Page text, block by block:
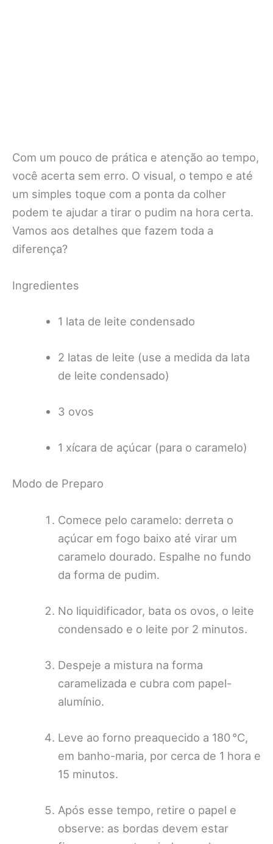
Com um pouco de prática e atenção ao tempo,
você acerta sem erro. O visual, o tempo e até
um simples toque com a ponta da colher
podem te ajudar a tirar o pudim na hora certa.
Vamos aos detalhes que fazem toda a
diferença?
Ingredientes
1 lata de leite condensado
2 latas de leite (use a medida da lata
de leite condensado)
3 ovos
1 xícara de açúcar (para o caramelo)
Modo de Preparo
Comece pelo caramelo: derreta o
açúcar em fogo baixo até virar um
caramelo dourado. Espalhe no fundo
da forma de pudim.
No liquidificador, bata os ovos, o leite
condensado e o leite por 2 minutos.
Despeje a mistura na forma
caramelizada e cubra com papel-
alumínio.
Leve ao forno preaquecido a 180 °C,
em banho-maria, por cerca de 1 hora e
15 minutos.
Após esse tempo, retire o papel e
observe: as bordas devem estar